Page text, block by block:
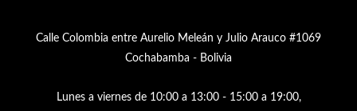
Calle Colombia entre Aurelio Meleán y Julio Arauco #1069
Cochabamba - Bolivia
Lunes a viernes de 10:00 a 13:00 - 15:00 a 19:00,